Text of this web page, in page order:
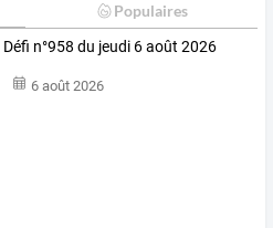
Populaires
Défi n°958 du jeudi 6 août 2026
6 août 2026